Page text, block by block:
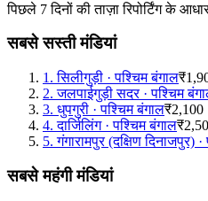
पिछले 7 दिनों की ताज़ा रिपोर्टिंग के
सबसे सस्ती मंडियां
1 .सिलीगुड़ी ·पश्चिम बंगाल
2.जलपाईगुड़ी सदर·पश्चिम
3. धुपगुरी ·पश्चिम बंगाल₹2,100
4.दार्जिलिंग·पश्चिम बंगाल
5.गंगारामपुर (दक्षिण दिनाजपुर) ·
सबसे महंगी मंडियां